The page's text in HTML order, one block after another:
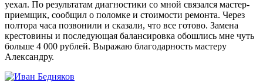
уехал. По результатам диагностики со мной связался мастер-
приемщик, сообщил о поломке и стоимости ремонта. Через
полтора часа позвонили и сказали, что все готово. Замена
крестовины и последующая балансировка обошлись мне чуть
больше 4 000 рублей. Выражаю благодарность мастеру
Александру.